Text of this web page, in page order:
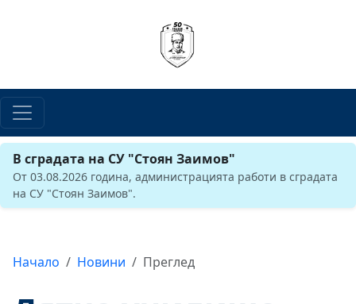
В сградата на СУ "Стоян Заимов"
От 03.08.2026 година, администрацията работи в сградата
на СУ "Стоян Заимов".
Начало Новини Преглед